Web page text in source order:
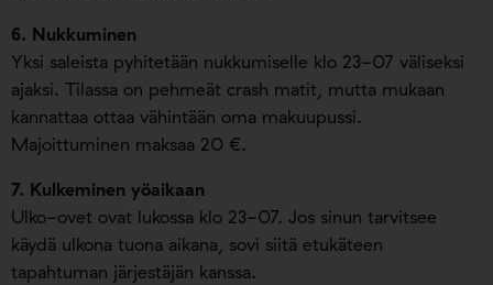
6. Nukkuminen
Yksi saleista pyhitetään nukkumiselle klo 23-07 väliseksi
ajaksi. Tilassa on pehmeät crash matit, mutta mukaan
kannattaa ottaa vähintään oma makuupussi.
Majoittuminen maksaa 20 €.
7. Kulkeminen yöaikaan
Ulko-ovet ovat lukossa klo 23-07. Jos sinun tarvitsee
käydä ulkona tuona aikana, sovi siitä etukäteen
tapahtuman järjestäjän kanssa.